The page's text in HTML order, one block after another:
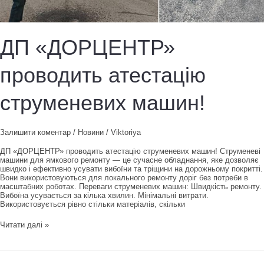
ДП «ДОРЦЕНТР»
проводить атестацію
струменевих машин!
Залишити коментар / Новини / Viktoriya
ДП «ДОРЦЕНТР» проводить атестацію струменевих машин! Струменеві
машини для ямкового ремонту — це сучасне обладнання, яке дозволяє
швидко і ефективно усувати вибоїни та тріщини на дорожньому покритті.
Вони використовуються для локального ремонту доріг без потреби в
масштабних роботах. Переваги струменевих машин: Швидкість ремонту.
Вибоїна усувається за кілька хвилин. Мінімальні витрати.
Використовується рівно стільки матеріалів, скільки
ДП
атестацію
Читати далі »